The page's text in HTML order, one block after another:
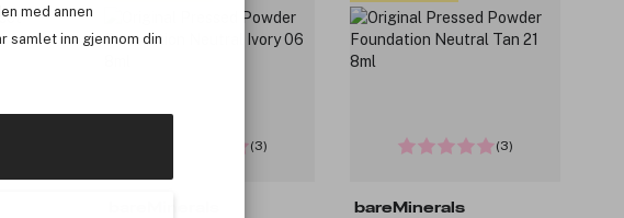
med annen
samlet inn gjennom din
(3) (3)
bareMinerals